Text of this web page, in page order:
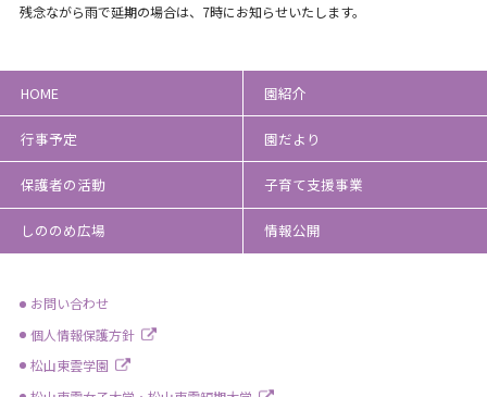
残念ながら雨で延期の場合は、7時にお知らせいたします。
HOME 園紹介
行事予定 園だより
保護者の活動 子育て支援事業
しののめ広場 情報公開
お問い合わせ
個人情報保護方針
松山東雲学園